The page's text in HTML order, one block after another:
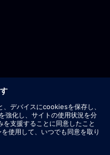
様へ：シーメンスで
することはありませ